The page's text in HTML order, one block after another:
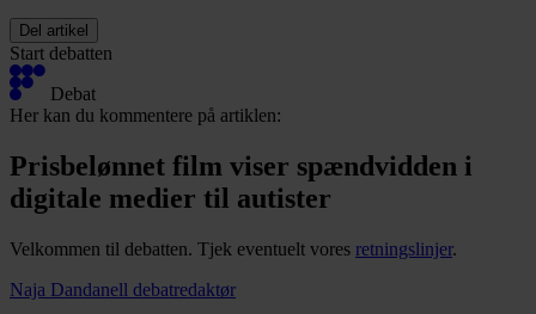
Del artikel
Start debatten
Debat
Her kan du kommentere på artiklen:
Prisbelønnet film viser spændvidden i
digitale medier til autister
Velkommen til debatten. Tjek eventuelt vores retningslinjer.
Naja Dandanell debatredaktør